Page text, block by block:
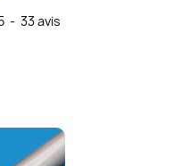
- 33avis